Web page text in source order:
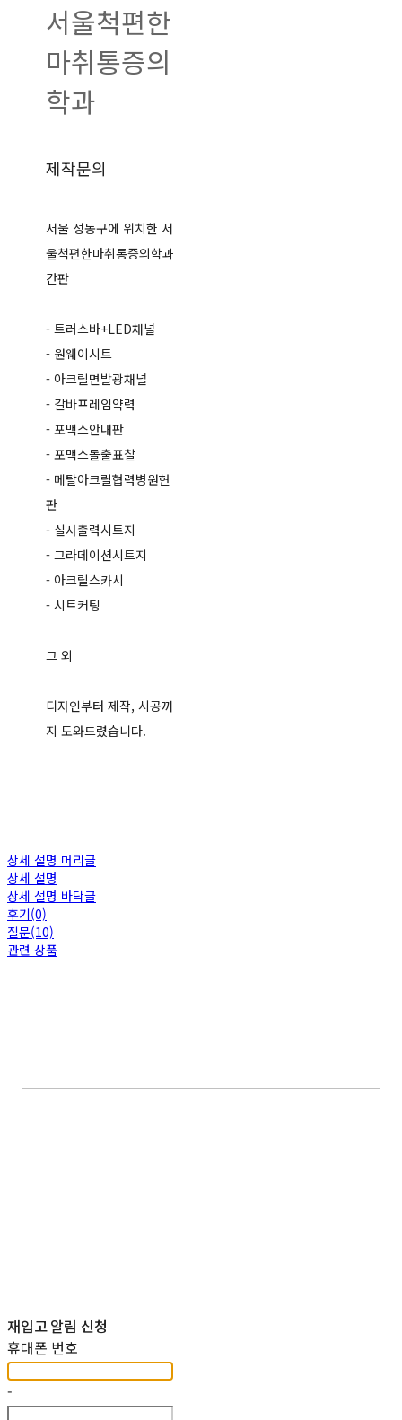
서울척편한
마취통증의
학과
제작문의
서울 성동구에 위치한 서
울척편한마취통증의학과
간판
- 트러스바+LED채널
- 원웨이시트
- 아크릴면발광채널
- 갈바프레임약력
- 포맥스안내판
- 포맥스돌출표찰
- 메탈아크릴협력병원현
판
- 실사출력시트지
- 그라데이션시트지
- 아크릴스카시
- 시트커팅
그 외
디자인부터 제작, 시공까
지 도와드렸습니다.
상세 설명 머리글
상세 설명
상세 설명 바닥글
후기(0)
질문(10)
관련 상품
재입고 알림 신청
휴대폰 번호
-